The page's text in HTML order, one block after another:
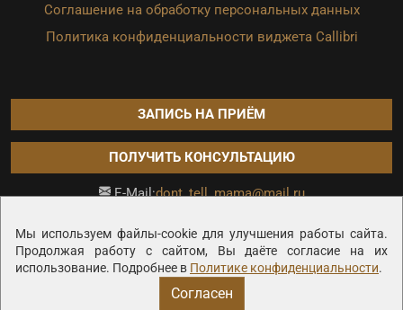
Мы используем файлы-cookie для улучшения работы сайта.
Продолжая работу с сайтом, Вы даёте согласие на их
использование. Подробнее в Политике конфиденциальности.
Согласен
Соглашение на обработку персональных данных
Политика конфиденциальности виджета Callibri
ЗАПИСЬ НА ПРИЁМ
ПОЛУЧИТЬ КОНСУЛЬТАЦИЮ
E-Mail:dont_tell_mama@mail.ru